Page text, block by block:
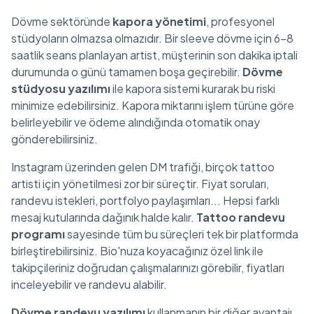
Dövme sektöründe kapora yönetimi, profesyonel
stüdyoların olmazsa olmazıdır. Bir sleeve dövme için 6-8
saatlik seans planlayan artist, müşterinin son dakika iptali
durumunda o günü tamamen boşa geçirebilir. Dövme
stüdyosu yazılımıile kapora sistemi kurarak bu riski
minimize edebilirsiniz. Kapora miktarını işlem türüne göre
belirleyebilir ve ödeme alındığında otomatik onay
gönderebilirsiniz.
Instagram üzerinden gelen DM trafiği, birçok tattoo
artisti için yönetilmesi zor bir süreçtir. Fiyat soruları,
randevu istekleri, portfolyo paylaşımları... Hepsi farklı
mesaj kutularında dağınık halde kalır. Tattoo randevu
programısayesinde tüm bu süreçleri tek bir platformda
birleştirebilirsiniz. Bio'nuza koyacağınız özel link ile
takipçileriniz doğrudan çalışmalarınızı görebilir, fiyatları
inceleyebilir ve randevu alabilir.